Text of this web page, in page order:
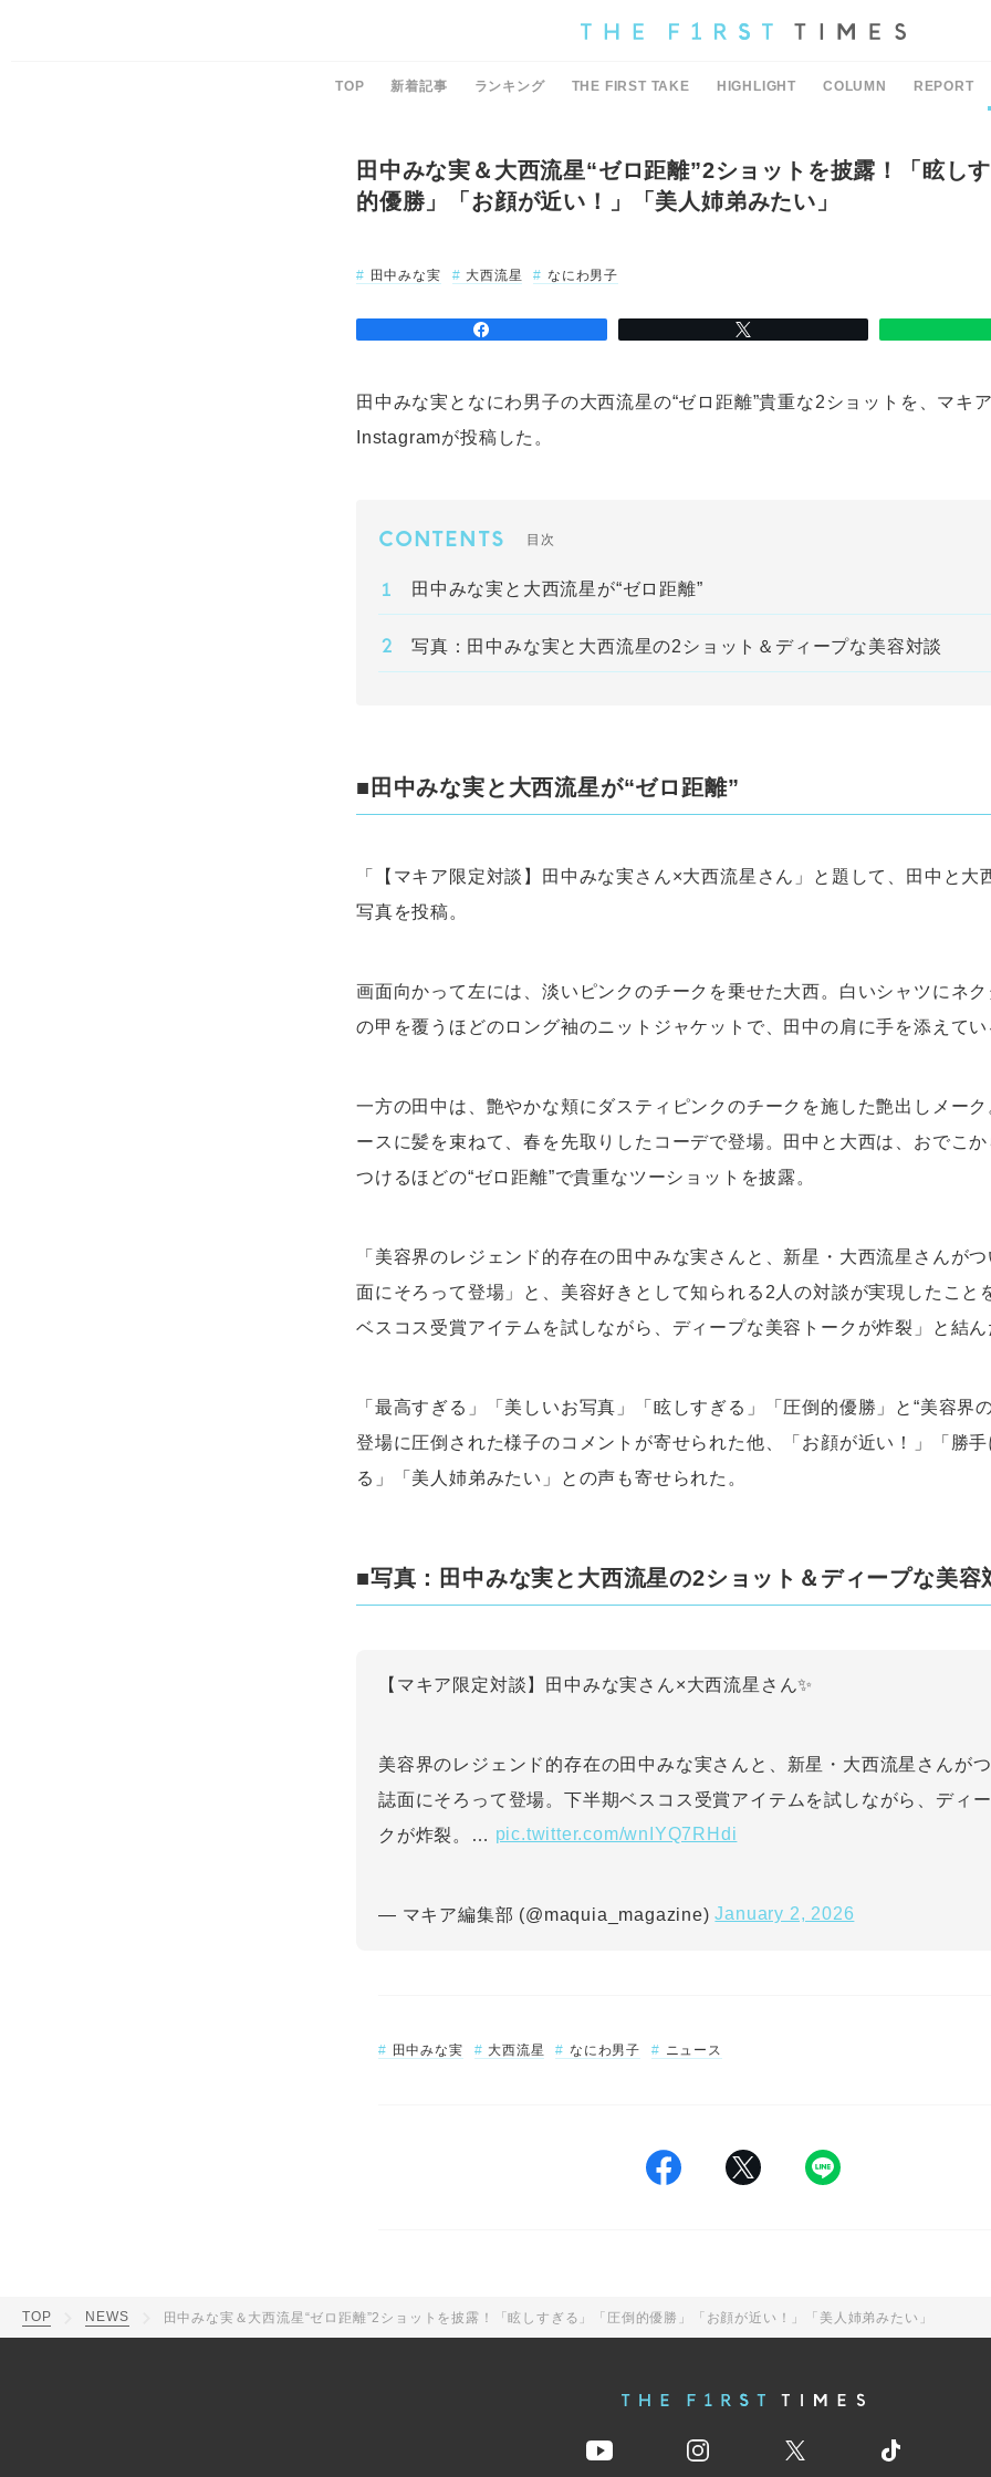
TOP 新着記事 ランキング THE FIRST TAKE HIGHLIGHT COLUMN REPORT
田中みな実＆大西流星“ゼロ距離”2ショットを披露！「眩し
的優勝」「お顔が近い！」「美人姉弟みたい」
田中みな実
大西流星 なにわ男子
田中みな実となにわ男子の大西流星の“ゼロ距離”貴重な2ショットを、マキ
Instagramが投稿した。
CONTENTS 目次
田中みな実と大西流星が“ゼロ距離”
写真：田中みな実と大西流星の2ショット＆ディープな美容対談
■田中みな実と大西流星が“ゼロ距離”
「【マキア限定対談】田中みな実さん×大西流星さん」と題して、田中と大
写真を投稿。
画面向かって左には、淡いピンクのチークを乗せた大西。白いシャツにネ
の甲を覆うほどのロング袖のニットジャケットで、田中の肩に手を添えてい
一方の田中は、艶やかな頬にダスティピンクのチークを施した艶出しメー
ースに髪を束ねて、春を先取りしたコーデで登場。田中と大西は、おでこ
つけるほどの“ゼロ距離”で貴重なツーショットを披露。
「美容界のレジェンド的存在の田中みな実さんと、新星・大西流星さんが
面にそろって登場」と、美容好きとして知られる2人の対談が実現したこと
ベスコス受賞アイテムを試しながら、ディープな美容トークが炸裂」と結ん
「最高すぎる」「美しいお写真」「眩しすぎる」「圧倒的優勝」と“美容界
登場に圧倒された様子のコメントが寄せられた他、「お顔が近い！」「勝
る」「美人姉弟みたい」との声も寄せられた。
■写真：田中みな実と大西流星の2ショット＆ディープな美容
【マキア限定対談】田中みな実さん×大西流星さん✨
美容界のレジェンド的存在の田中みな実さんと、新星・大西流星さんが
誌面にそろって登場。下半期ベスコス受賞アイテムを試しながら、ディ
クが炸裂。… pic.twitter.com/wnIYQ7RHdi
— マキア編集部 (@maquia_magazine)January 2, 2026
田中みな実 大西流星 なにわ男子 ニュース
TOP NEWS 田中みな実＆大西流星“ゼロ距離”2ショットを披露！「眩しすぎる」「圧倒的優勝」「お顔が近い！」「美人姉弟みたい」